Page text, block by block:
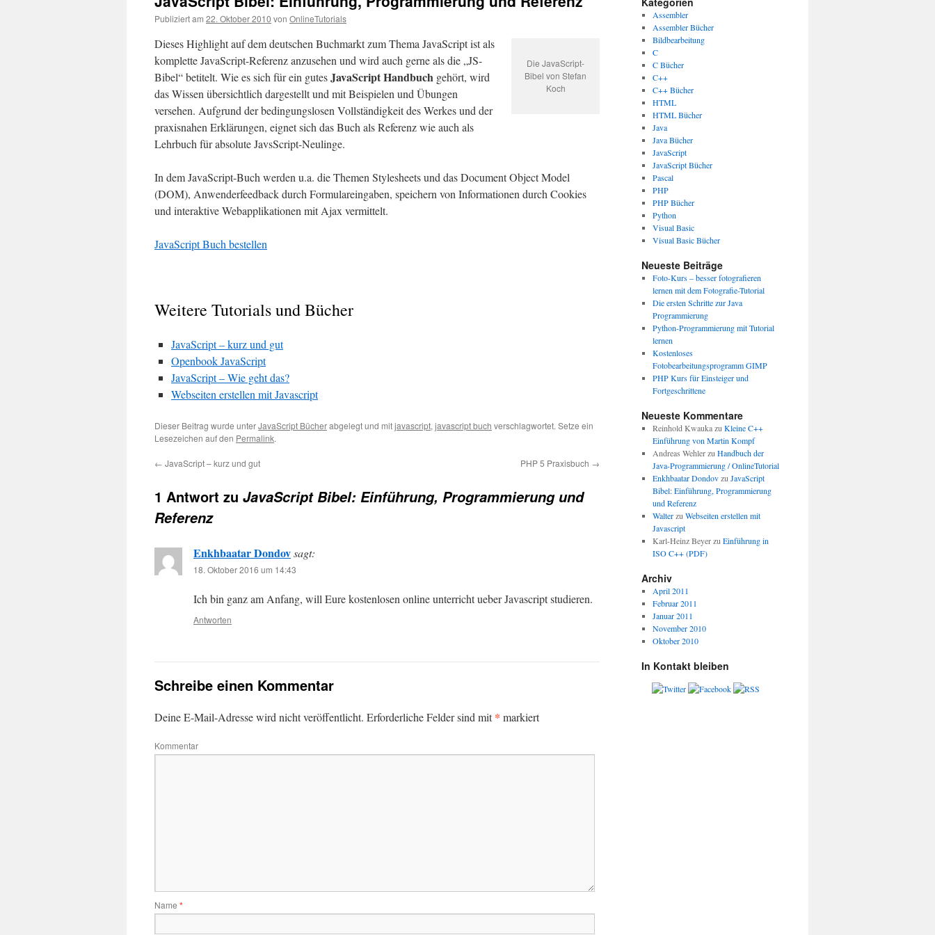
Publiziert am 22. Oktober 2010 von OnlineTutorials
Die JavaScript-
Bibel von Stefan
Koch
Dieses Highlight auf dem deutschen Buchmarkt zum Thema JavaScript ist als
komplette JavaScript-Referenz anzusehen und wird auch gerne als die „JS-
Bibel“ betitelt. Wie es sich für ein gutesJavaScript Handbuch gehört, wird
das Wissen übersichtlich dargestellt und mit Beispielen und Übungen
versehen. Aufgrund der bedingungslosen Vollständigkeit des Werkes und der
praxisnahen Erklärungen, eignet sich das Buch als Referenz wie auch als
Lehrbuch für absolute JavsScript-Neulinge.
In dem JavaScript-Buch werden u.a. die Themen Stylesheets und das Document Object Model
(DOM), Anwenderfeedback durch Formulareingaben, speichern von Informationen durch Cookies
und interaktive Webapplikationen mit Ajax vermittelt.
JavaScript Buch bestellen
Weitere Tutorials und Bücher
JavaScript – kurz und gut
Openbook JavaScript
JavaScript – Wie geht das?
Webseiten erstellen mit Javascript
Dieser Beitrag wurde unterJavaScript Bücherabgelegt und mitjavascript, javascript buch verschlagwortet. Setze ein
Lesezeichen auf den Permalink.
← JavaScript – kurz und gut PHP 5 Praxisbuch →
1 Antwort zu JavaScript Bibel: Einführung, Programmierung und
Referenz
Enkhbaatar Dondovsagt:
18. Oktober 2016 um 14:43
Ich bin ganz am Anfang, will Eure kostenlosen online unterricht ueber Javascript studieren.
Antworten
Schreibe einen Kommentar
Deine E-Mail-Adresse wird nicht veröffentlicht. Erforderliche Felder sind mit* markiert
Kommentar
Name *
Assembler
Assembler Bücher
Bildbearbeitung
C
C Bücher
C++
C++ Bücher
HTML
HTML Bücher
Java
Java Bücher
JavaScript
JavaScript Bücher
Pascal
PHP
PHP Bücher
Python
Visual Basic
Visual Basic Bücher
Neueste Beiträge
Foto-Kurs – besser fotografieren
lernen mit dem Fotografie-Tutorial
Die ersten Schritte zur Java
Programmierung
Python-Programmierung mit Tutorial
lernen
Kostenloses
Fotobearbeitungsprogramm GIMP
PHP Kurs für Einsteiger und
Fortgeschrittene
Neueste Kommentare
Reinhold Kwaukazu Kleine C++
Einführung von Martin Kompf
Andreas Wehlerzu Handbuch der
Java-Programmierung / OnlineTutorial
Enkhbaatar Dondovzu JavaScript
Bibel: Einführung, Programmierung
und Referenz
Walterzu Webseiten erstellen mit
Javascript
Karl-Heinz Beyerzu Einführung in
ISO C++ (PDF)
Archiv
April 2011
Februar 2011
Januar 2011
November 2010
Oktober 2010
In Kontakt bleiben